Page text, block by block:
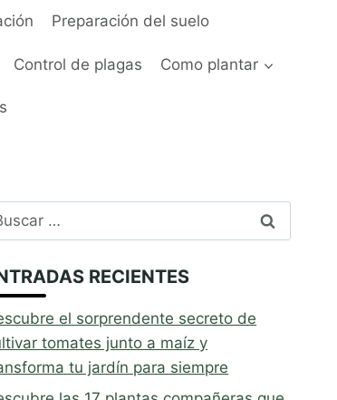
Preparación del suelo
Control de plagas Como plantar
RECIENTES
el sorprendente secreto de
tomates junto a maíz y
tu jardín para siempre